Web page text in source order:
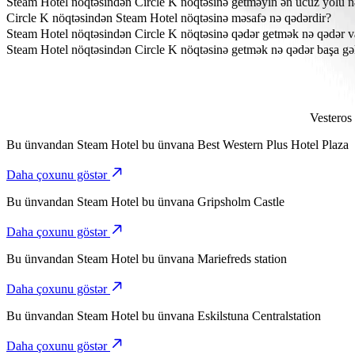
Steam Hotel nöqtəsindən Circle K nöqtəsinə çatmağın ən sərfəli
Circle K nöqtəsindən Steam Hotel nöqtəsinə məsafə nə qədərdir?
Circle K Steam Hotel-dən təxminən 70,2 km məsafədədir.
Steam Hotel nöqtəsindən Circle K nöqtəsinə qədər getmək nə qədər
Bolt ilə Steam Hotel nöqtəsindən Circle K nöqtəsinə getmək təxminən
Steam Hotel nöqtəsindən Circle K nöqtəsinə getmək nə qədər başa
Bu ünvandan Steam Hotel bu ünvana Best Western Plus Hotel Plaza
Daha çoxunu göstər
Bu ünvandan Steam Hotel bu ünvana Gripsholm Castle
Daha çoxunu göstər
Bu ünvandan Steam Hotel bu ünvana Mariefreds station
Daha çoxunu göstər
Bu ünvandan Steam Hotel bu ünvana Eskilstuna Centralstation
Daha çoxunu göstər